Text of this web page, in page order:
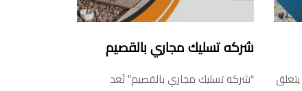
شركه تسليك مجاري بالقصيم
“شركه تسليك مجاري بالقصيم” تُعد